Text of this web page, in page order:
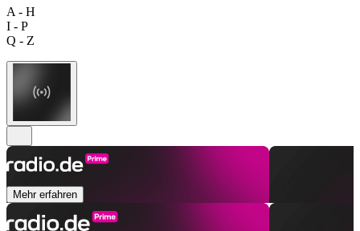
A - H
I - P
Q - Z
Mehr erfahren